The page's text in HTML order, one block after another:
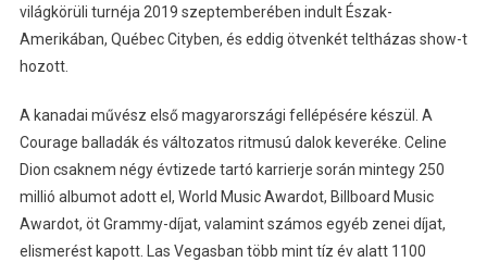
világkörüli turnéja 2019 szeptemberében indult Észak-
Amerikában, Québec Cityben, és eddig ötvenkét teltházas show-t
hozott.
A kanadai művész első magyarországi fellépésére készül. A
Courage balladák és változatos ritmusú dalok keveréke. Celine
Dion csaknem négy évtizede tartó karrierje során mintegy 250
millió albumot adott el, World Music Awardot, Billboard Music
Awardot, öt Grammy-díjat, valamint számos egyéb zenei díjat,
elismerést kapott. Las Vegasban több mint tíz év alatt 1100